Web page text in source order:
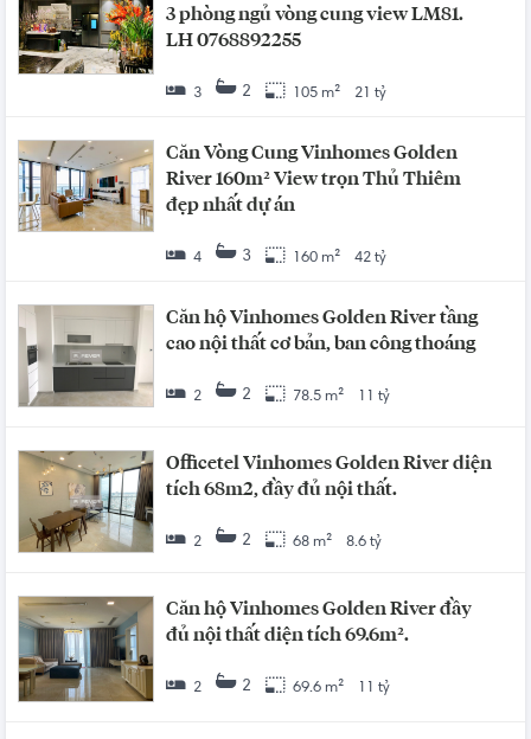
3 phòng ngủ vòng cung view LM81.
LH 0768892255
3 2 105 m² 21 tỷ
Căn Vòng Cung Vinhomes Golden
River 160m² View trọn Thủ Thiêm
đẹp nhất dự án
4 3 160 m² 42 tỷ
Căn hộ Vinhomes Golden River tầng
cao nội thất cơ bản, ban công thoáng
2 2 78.5 m² 11 tỷ
Officetel Vinhomes Golden River diện
tích 68m2, đầy đủ nội thất.
2 2 68 m² 8.6 tỷ
Căn hộ Vinhomes Golden River đầy
đủ nội thất diện tích 69.6m².
2 2 69.6 m² 11 tỷ